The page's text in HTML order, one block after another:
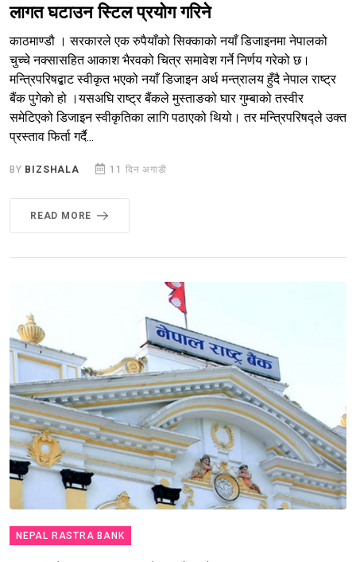
लागत घटाउन स्टिल प्रयोग गरिने
काठमाण्डौ । सरकारले एक रुपैयाँको सिक्काको नयाँ डिजाइनमा नेपालको
चुच्चे नक्सासहित आकाश भैरवको चित्र समावेश गर्ने निर्णय गरेको छ।
मन्त्रिपरिषद्बाट स्वीकृत भएको नयाँ डिजाइन अर्थ मन्त्रालय हुँदै नेपाल राष्ट्र
बैंक पुगेको हो ।यसअघि राष्ट्र बैंकले मुस्ताङको घार गुम्बाको तस्वीर
समेटिएको डिजाइन स्वीकृतिका लागि पठाएको थियो। तर मन्त्रिपरिषद्ले उक्त
प्रस्ताव फिर्ता गर्दै...
BY BIZSHALA 11 दिन अगाडी
READ MORE
NEPAL RASTRA BANK